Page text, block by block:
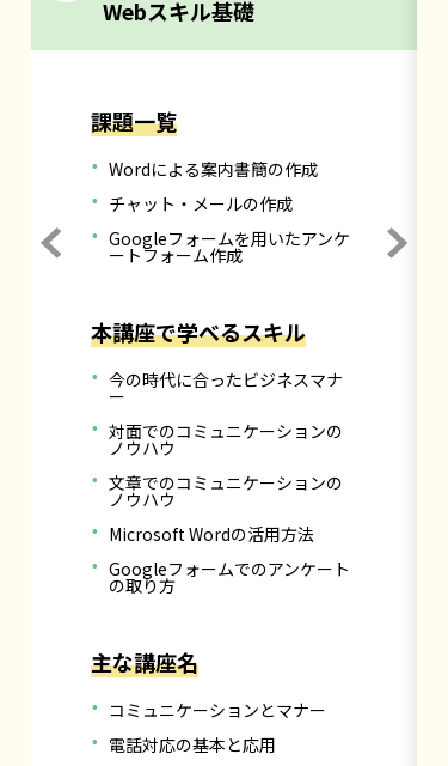
Webスキル基礎
課題一覧
Wordによる案内書簡の作成
チャット・メールの作成
Googleフォームを用いたアンケ
ートフォーム作成
本講座で学べるスキル
今の時代に合ったビジネスマナ
ー
対面でのコミュニケーションの
ノウハウ
文章でのコミュニケーションの
ノウハウ
Microsoft Wordの活用方法
Googleフォームでのアンケート
の取り方
主な講座名
コミュニケーションとマナー
電話対応の基本と応用